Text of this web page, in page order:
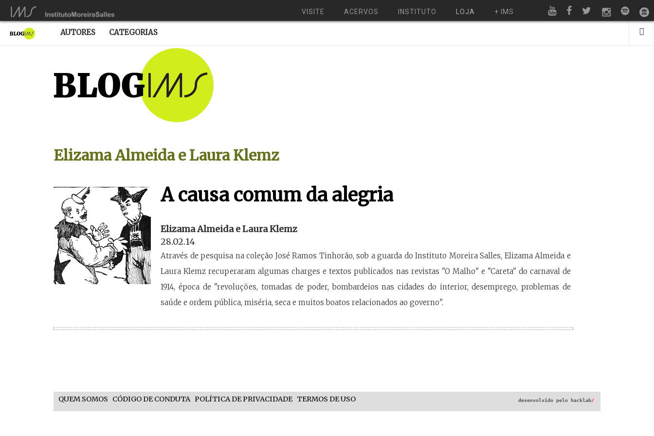
VISITE ACERVOS INSTITUTO LOJA + IMS
AUTORES CATEGORIAS
Elizama Almeida e Laura Klemz
A causa comum da alegria
Elizama Almeida e Laura Klemz
28.02.14
Através de pesquisa na coleção José Ramos Tinhorão, sob a guarda do Instituto Moreira Salles, Elizama Almeida e
Laura Klemz recuperaram algumas charges e textos publicados nas revistas "O Malho" e "Careta" do carnaval de
1914, época de "revoluções, tomadas de poder, bombardeios nas cidades do interior, desemprego, problemas de
saúde e ordem pública, miséria, seca e muitos boatos relacionados ao governo".
QUEM SOMOS CÓDIGO DE CONDUTA POLÍTICA DE PRIVACIDADE TERMOS DE USO desenvolvido pelo hacklab/